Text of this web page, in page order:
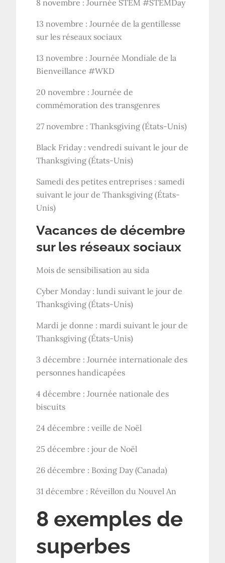
8 novembre : Journée STEM #STEMDay
13 novembre : Journée de la gentillesse
sur les réseaux sociaux
13 novembre : Journée Mondiale de la
Bienveillance #WKD
20 novembre : Journée de
commémoration des transgenres
27 novembre : Thanksgiving (États-Unis)
Black Friday : vendredi suivant le jour de
Thanksgiving (États-Unis)
Samedi des petites entreprises : samedi
suivant le jour de Thanksgiving (États-
Unis)
Vacances de décembre
sur les réseaux sociaux
Mois de sensibilisation au sida
Cyber ​​​​Monday : lundi suivant le jour de
Thanksgiving (États-Unis)
Mardi je donne : mardi suivant le jour de
Thanksgiving (États-Unis)
3 décembre : Journée internationale des
personnes handicapées
4 décembre : Journée nationale des
biscuits
24 décembre : veille de Noël
25 décembre : jour de Noël
26 décembre : Boxing Day (Canada)
31 décembre : Réveillon du Nouvel An
8 exemples de
superbes